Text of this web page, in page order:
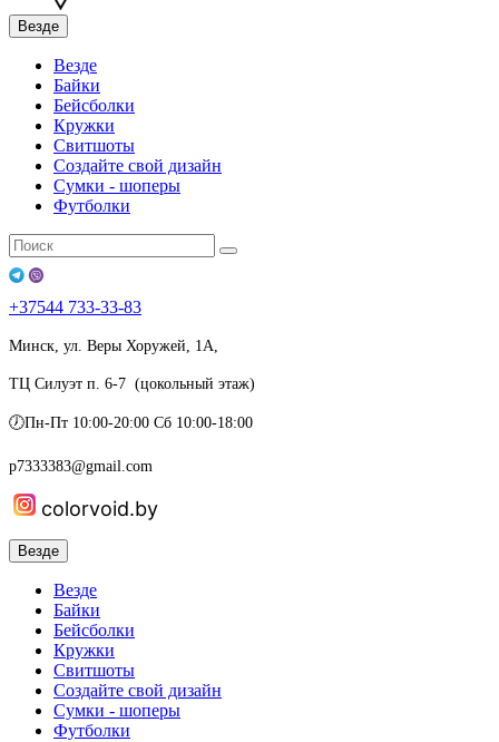
Везде
Везде
Байки
Бейсболки
Кружки
Свитшоты
Создайте свой дизайн
Сумки - шоперы
Футболки
+37544 733-33-83
Минск, ул. Веры Хоружей, 1А,
ТЦ Силуэт п. 6-7 (цокольный этаж)
🕖Пн-Пт 10:00-20:00 Сб 10:00-18:00
p7333383@gmail.com
colorvoid.by
Везде
Везде
Байки
Бейсболки
Кружки
Свитшоты
Создайте свой дизайн
Сумки - шоперы
Футболки